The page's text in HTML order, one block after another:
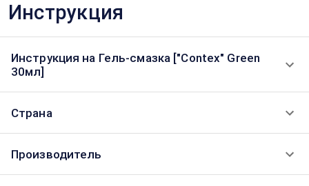
Инструкция
Инструкция на Гель-смазка ["Contex" Green
30мл]
Страна
Производитель